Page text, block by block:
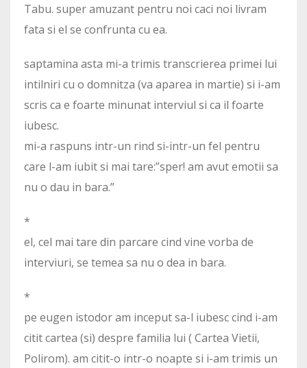
Tabu. super amuzant pentru noi caci noi livram
fata si el se confrunta cu ea.
saptamina asta mi-a trimis transcrierea primei lui
intilniri cu o domnitza (va aparea in martie) si i-am
scris ca e foarte minunat interviul si ca il foarte
iubesc.
mi-a raspuns intr-un rind si-intr-un fel pentru
care l-am iubit si mai tare:”sper! am avut emotii sa
nu o dau in bara.”
*
el, cel mai tare din parcare cind vine vorba de
interviuri, se temea sa nu o dea in bara.
*
pe eugen istodor am inceput sa-l iubesc cind i-am
citit cartea (si) despre familia lui ( Cartea Vietii,
Polirom). am citit-o intr-o noapte si i-am trimis un